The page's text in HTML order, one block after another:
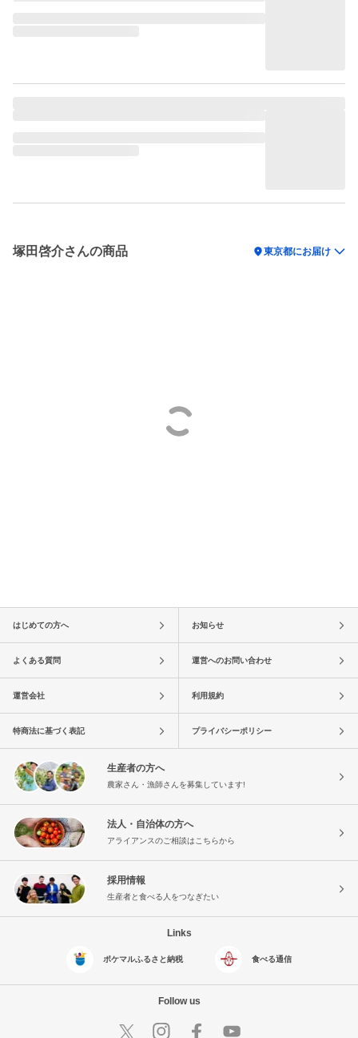
塚田啓介さんの商品 location_on東京都にお届け
はじめての方へ お知らせ
よくある質問 運営へのお問い合わせ
運営会社 利用規約
特商法に基づく表記 プライバシーポリシー
生産者の方へ
農家さん・漁師さんを募集しています!
法人・自治体の方へ
アライアンスのご相談はこちらから
採用情報
生産者と食べる人をつなぎたい
Links
ポケマルふるさと納税 食べる通信
Follow us